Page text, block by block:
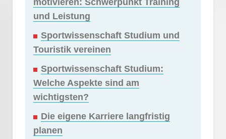
und Leistung
Sportwissenschaft Studium und
Touristik vereinen
Sportwissenschaft Studium:
Welche Aspekte sind am
wichtigsten?
Die eigene Karriere langfristig
planen